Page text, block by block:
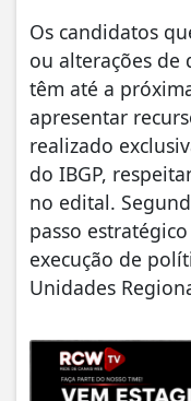
Os candidatos
ou alterações de
têm até a
apresentar
realizado
do IBGP,
no edital.
passo
execução de
Unidades